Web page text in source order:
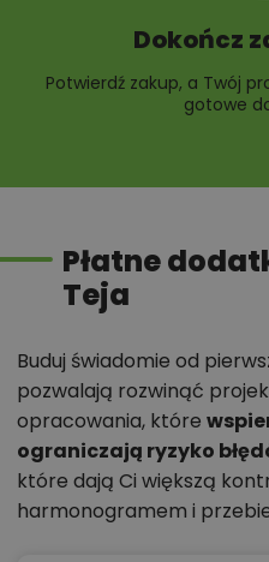
Dokończ
Potwierdź zakup, a Twój
gotowe
Płatne
Teja
Buduj świadomie od
pozwalają rozwinąć
opracowania, które
ograniczają ryzyko
które dają Ci większą
harmonogramem i